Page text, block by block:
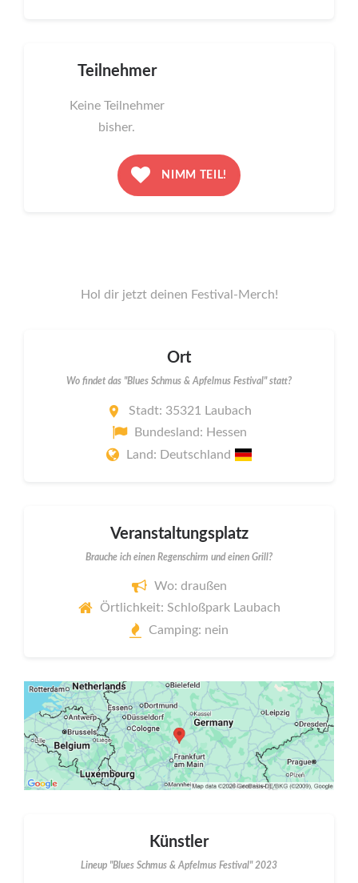
Teilnehmer
Keine Teilnehmer
bisher.
NIMM TEIL!
Hol dir jetzt deinen Festival-Merch!
Ort
Wo findet das "Blues Schmus & Apfelmus Festival" statt?
Stadt: 35321 Laubach
Bundesland: Hessen
Land: Deutschland
Veranstaltungsplatz
Brauche ich einen Regenschirm und einen Grill?
Wo: draußen
Örtlichkeit: Schloßpark Laubach
Camping: nein
Künstler
Lineup "Blues Schmus & Apfelmus Festival" 2023